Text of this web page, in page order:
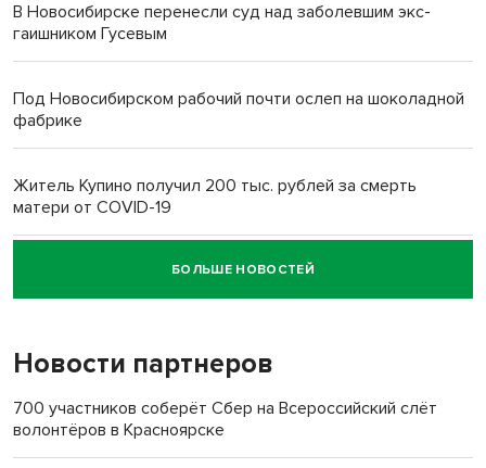
В Новосибирске перенесли суд над заболевшим экс-
гаишником Гусевым
Под Новосибирском рабочий почти ослеп на шоколадной
фабрике
Житель Купино получил 200 тыс. рублей за смерть
матери от COVID-19
Новосибирский суд наказал водителя за смерть
пенсионерки на вокзале
БОЛЬШЕ НОВОСТЕЙ
Новости партнеров
700 участников соберёт Сбер на Всероссийский слёт
волонтёров в Красноярске